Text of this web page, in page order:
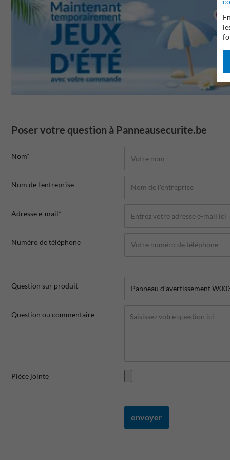
Poser votre question à Panneausecurite.be
Nom*
Nom de l'entreprise
Adresse e-mail*
Numéro de téléphone
Question sur produit
Question ou commentaire
Pièce jointe
envoyer